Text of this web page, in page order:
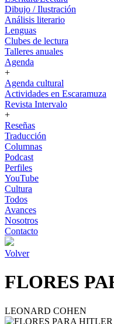
Dibujo / Ilustración
Análisis literario
Lenguas
Clubes de lectura
Talleres anuales
Agenda
+
Agenda cultural
Actividades en Escaramuza
Revista Intervalo
+
Reseñas
Traducción
Columnas
Podcast
Perfiles
YouTube
Cultura
Todos
Avances
Nosotros
Contacto
Volver
FLORES
LEONARD COHEN